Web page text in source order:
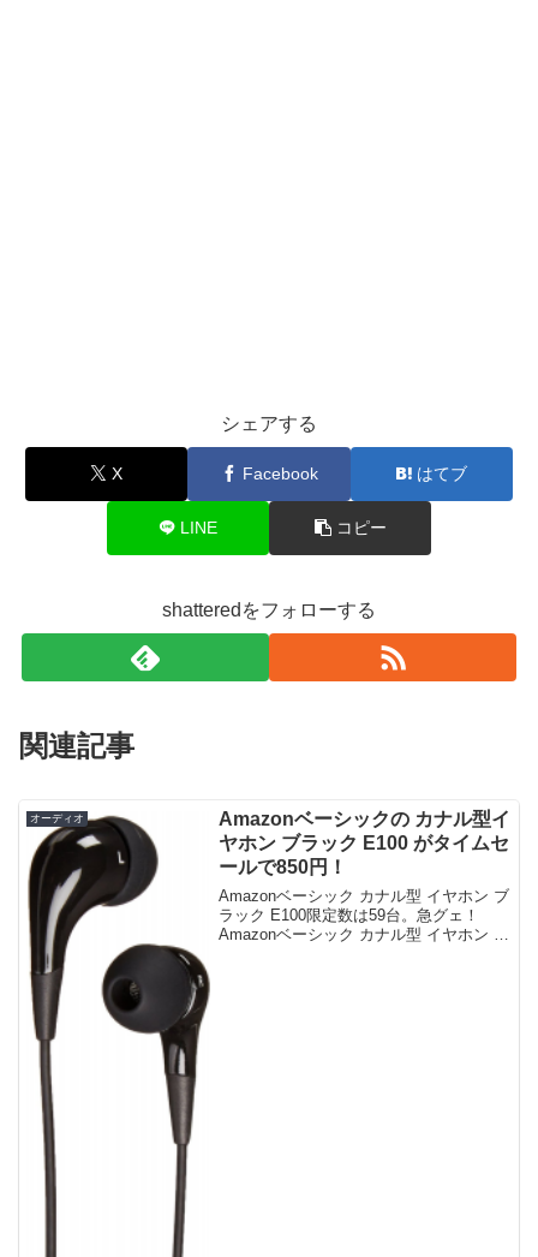
シェアする
X Facebook はてブ
LINE コピー
shatteredをフォローする
関連記事
オーディオ
Amazonベーシックの カナル型イ
ヤホン ブラック E100 がタイムセ
ールで850円！
Amazonベーシック カナル型 イヤホン ブ
ラック E100限定数は59台。急グェ！
Amazonベーシック カナル型 イヤホン ブ